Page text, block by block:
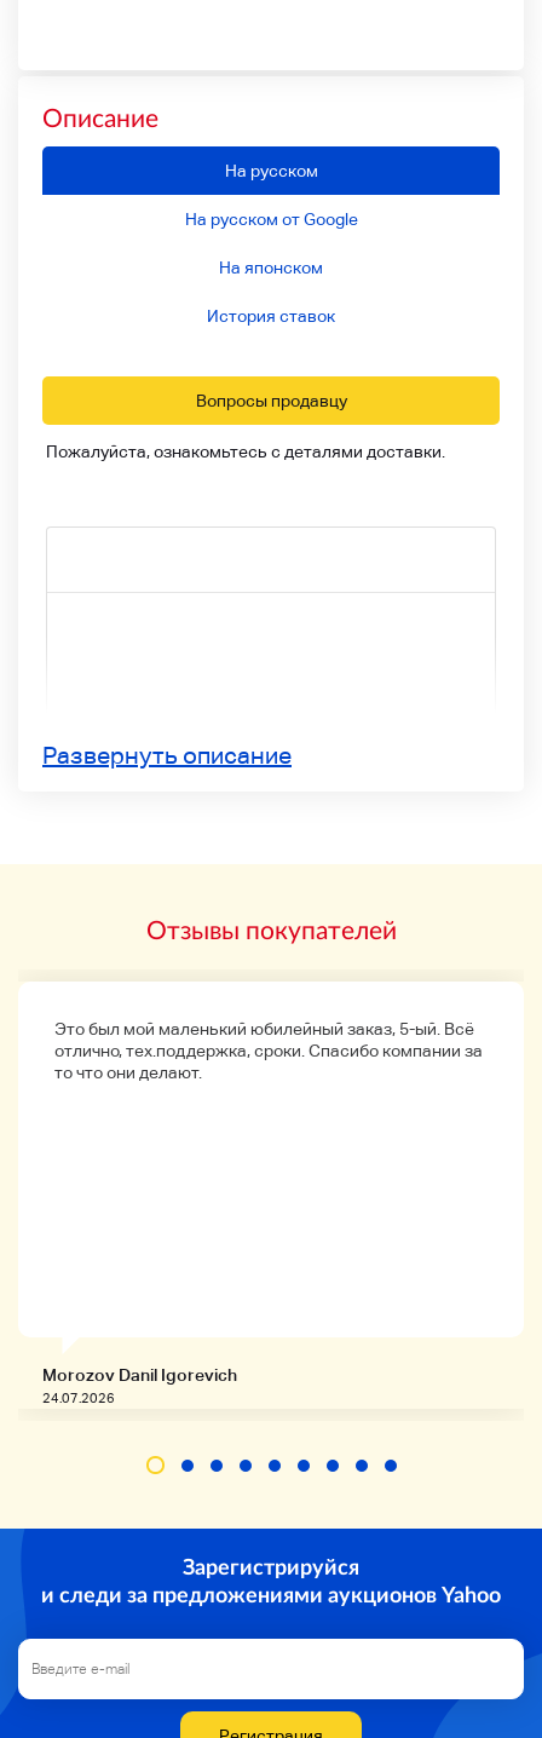
Описание
На русском
На русском от Google
На японском
История ставок
Вопросы продавцу
Пожалуйста, ознакомьтесь с деталями доставки.
Помимо изображений могут быть царапины и
Спасибо за понимание.
Ямато Транспорт TA-Q-BIN (размер 60)200)
* Мы свяжемся с вами с информацией о
Пожалуйста, обратите внимание, что мы
изменения, отличные от Yamato TA-Q-BIN.)
Невозможно изменить на курьерский
компактный и отрицательный. )
после оплаты.
В случае сводного продукта он будет
Развернуть описание
Отзывы покупателей
Это был мой маленький юбилейный заказ, 5-ый. Всё
отлично, тех.поддержка, сроки. Спасибо компании за
то что они делают.
Morozov Danil Igorevich
24.07.2026
Зарегистрируйся
и следи за предложениями аукционов Yahoo